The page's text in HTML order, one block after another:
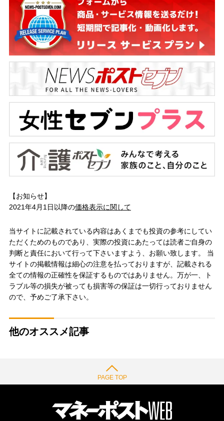
【お知らせ】
2021年4月1日以降の価格表示に関して
当サイトに記載されている内容はあくまでも投資の参考にしてい
ただくためのものであり、実際の投資にあたっては読者ご自身の
判断と責任において行って下さいますよう、お願い致します。 当
サイトの掲載情報は細心の注意を払っておりますが、記載される
全ての情報の正確性を保証するものではありません。万が一、ト
ラブル等の損失が被っても損害等の保証は一切行っておりません
ので、予めご了承下さい。
他のオススメ記事
PAGE TOP